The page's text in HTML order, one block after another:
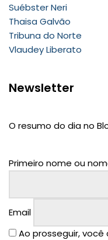
Suébster Neri
Thaisa Galvão
Tribuna do Norte
Vlaudey Liberato
Newsletter
O resumo do dia no
Primeiro nome ou
Email
Ao prosseguir,